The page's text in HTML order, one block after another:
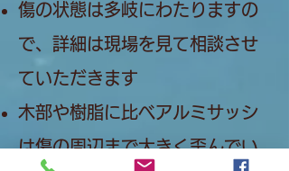
傷の状態は多岐にわたりますの
で、詳細は現場を見て相談させ
ていただきます
木部や樹脂に比べアルミサッシ
は傷の周辺まで大きく歪んでい